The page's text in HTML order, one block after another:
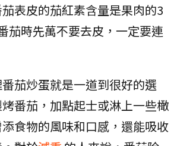
表皮的茄紅素含量是果肉的3
茄時先萬不要去皮，一定要連
茄炒蛋就是一道到很好的選
番茄，加點起士或淋上一些橄
食物的風味和口感，還能吸收